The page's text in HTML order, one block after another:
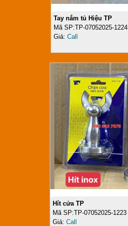
Tay nắm tủ Hiệu TP
Mã SP:TP-07052025-1224
Giá:Call
Hít cửa TP
Mã SP:TP-07052025-1223
Giá: Call